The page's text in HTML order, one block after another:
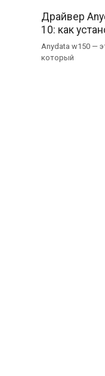
Драйвер
10: как
Anydata w150 —
который